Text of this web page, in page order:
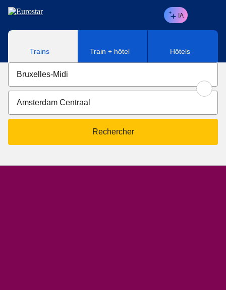
Aller au contenu principal
IA
Trains Train + hôtel Hôtels
Rechercher